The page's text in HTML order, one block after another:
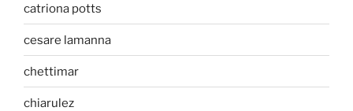
catriona potts
cesare lamanna
chettimar
chiarulez